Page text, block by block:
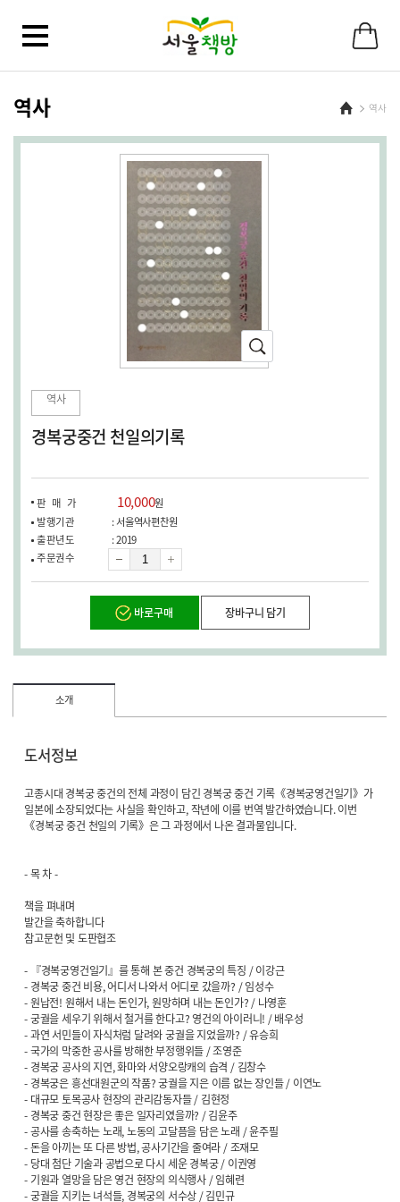
메
역사 Home역사
확
대
역사
경복궁중건 천일의기록
판매가 10,000원
발행기관
: 서울역사편찬원
출판년도
: 2019
주문권수
량
바로구매 장바구니 담기
소개
도서정보
고종시대 경복궁 중건의 전체 과정이 담긴 경복궁 중건 기록《경복궁영건일기》가
일본에 소장되었다는 사실을 확인하고, 작년에 이를 번역 발간하였습니다. 이번
《경복궁 중건 천일의 기록》은 그 과정에서 나온 결과물입니다.
- 목 차 -
책을 펴내며
발간을 축하합니다
참고문헌 및 도판협조
- 『경복궁영건일기』를 통해 본 중건 경복궁의 특징 / 이강근
- 경복궁 중건 비용, 어디서 나와서 어디로 갔을까? / 임성수
- 원납전! 원해서 내는 돈인가, 원망하며 내는 돈인가? / 나영훈
- 궁궐을 세우기 위해서 철거를 한다고? 영건의 아이러니! / 배우성
- 과연 서민들이 자식처럼 달려와 궁궐을 지었을까? / 유승희
- 국가의 막중한 공사를 방해한 부정행위들 / 조영준
- 경복궁 공사의 지연, 화마와 서양오랑캐의 습격 / 김창수
- 경복궁은 흥선대원군의 작품? 궁궐을 지은 이름 없는 장인들 / 이연노
- 대규모 토목공사 현장의 관리감동자들 / 김현정
- 경복궁 중건 현장은 좋은 일자리였을까? / 김윤주
- 공사를 송축하는 노래, 노동의 고달픔을 담은 노래 / 윤주필
- 돈을 아끼는 또 다른 방법, 공사기간을 줄여라 / 조재모
- 당대 첨단 기술과 공법으로 다시 세운 경복궁 / 이권영
- 기원과 열망을 담은 영건 현장의 의식행사 / 임혜련
- 궁궐을 지키는 녀석들, 경복궁의 서수상 / 김민규